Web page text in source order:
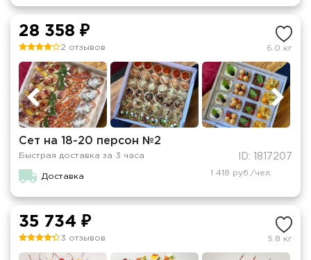
28 358 ₽
2 отзывов 6.0 кг
Сет на 18-20 персон №2
Быстрая доставка за 3 часа ID: 1817207
Доставка 1 418 руб./чел.
35 734 ₽
3 отзывов 5.8 кг